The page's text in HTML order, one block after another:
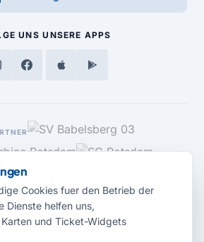
UNS UNSERE APPS
Cookies fuer den Betrieb der
Dienste helfen uns,
und Ticket-Widgets